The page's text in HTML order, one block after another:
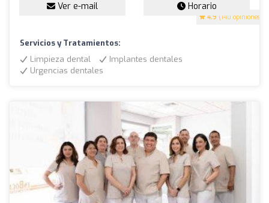
4.9 (140 opiniones)
Ver e-mail Horario
Servicios y Tratamientos:
Limpieza dental
Implantes dentales
Urgencias dentales